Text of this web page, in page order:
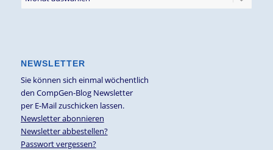
NEWSLETTER
Sie können sich einmal wöchentlich
den CompGen-Blog Newsletter
per E-Mail zuschicken lassen.
Newsletter abonnieren
Newsletter abbestellen?
Passwort vergessen?